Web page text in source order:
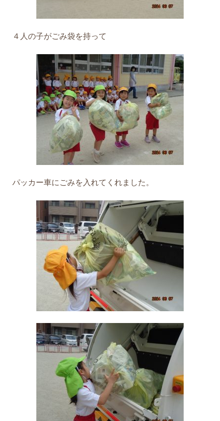
４人の子がごみ袋を持って
パッカー車にごみを入れてくれました。